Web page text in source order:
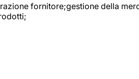
fornitore;gestione della